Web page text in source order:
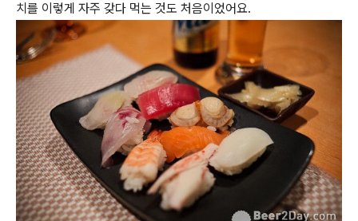
치를 이렇게 자주 갖다 먹는 것도 처음이었어요.